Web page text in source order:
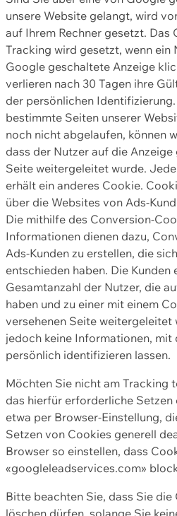
unsere Website gelangt, wird
auf Ihrem Rechner gesetzt.
Tracking wird gesetzt, wenn ein
Google geschaltete Anzeige
verlieren nach 30 Tagen ihre
der persönlichen
bestimmte Seiten unserer
noch nicht abgelaufen, können
dass der Nutzer auf die
Seite weitergeleitet wurde.
erhält ein anderes Cookie.
über die Websites von Ads-
Die mithilfe des Conversion-
Informationen dienen dazu,
Ads-Kunden zu erstellen, die
entschieden haben. Die Kunden
Gesamtanzahl der Nutzer, die
haben und zu einer mit einem
versehenen Seite weitergeleitet
jedoch keine Informationen, mit
persönlich identifizieren lassen.
Möchten Sie nicht am Tracking
das hierfür erforderliche Setzen
etwa per Browser-Einstellung,
Setzen von Cookies generell
Browser so einstellen, dass
«googleleadservices.com»
Bitte beachten Sie, dass Sie